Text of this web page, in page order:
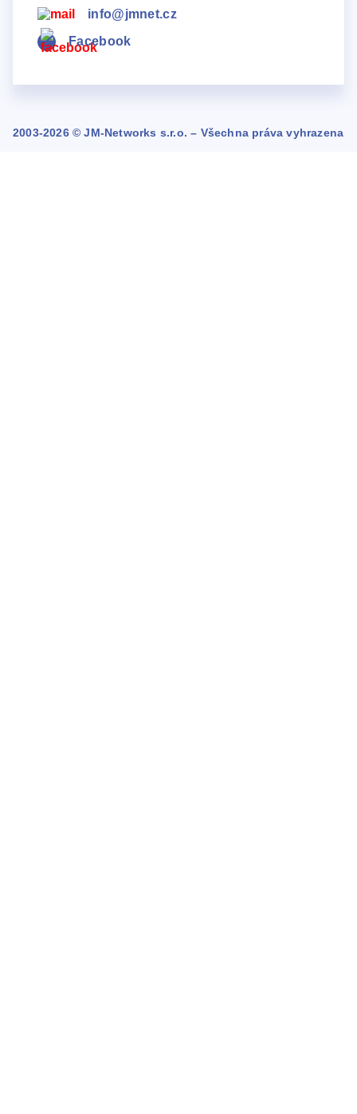
info@jmnet.cz
Facebook
2003-2026 © JM-Networks s.r.o. – Všechna práva vyhrazena